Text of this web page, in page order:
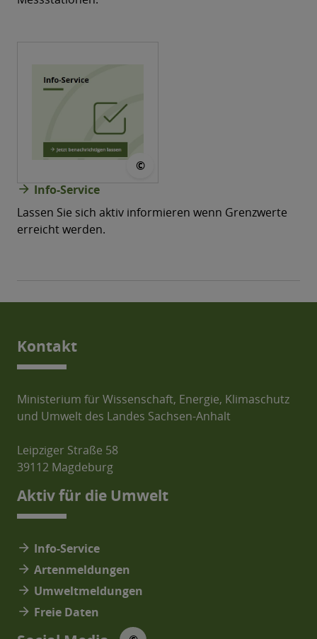
©
arrow_forward Info-Service
Lassen Sie sich aktiv informieren wenn Grenzwerte
erreicht werden.
Kontakt
Ministerium für Wissenschaft, Energie, Klimaschutz
und Umwelt des Landes Sachsen-Anhalt
Leipziger Straße 58
39112 Magdeburg
Aktiv für die Umwelt
arrow_forward Info-Service
arrow_forward Artenmeldungen
arrow_forward Umweltmeldungen
arrow_forward Freie Daten